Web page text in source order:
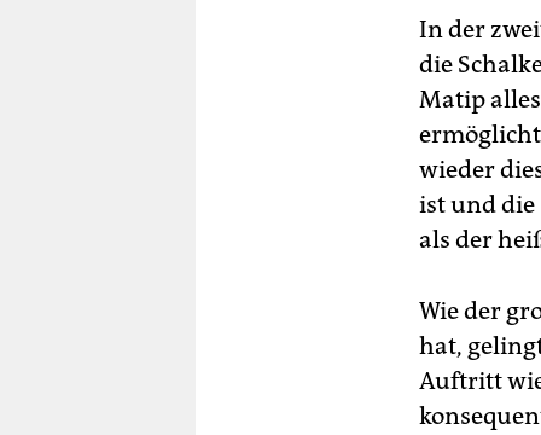
In der
die
Matip
wieder
ist und die
als der
Wie der
hat,
Auftritt